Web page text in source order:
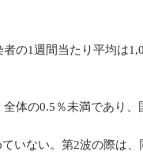
の1週間当たり平均は
体の0.5％未満であり、
いない。第2波の際は、